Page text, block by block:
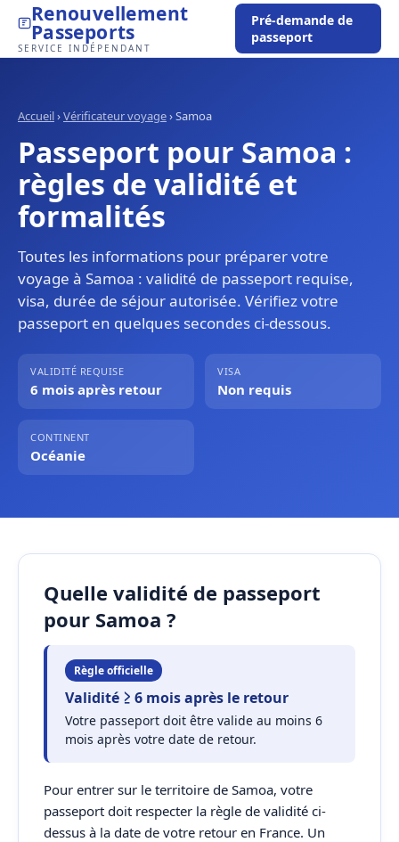
Renouvellement
Passeports
SERVICE INDÉPENDANT
Pré-demande de
passeport
Accueil›Vérificateur voyage›Samoa
Passeport pour Samoa :
règles de validité et
formalités
Toutes les informations pour préparer votre
voyage à Samoa : validité de passeport requise,
visa, durée de séjour autorisée. Vérifiez votre
passeport en quelques secondes ci-dessous.
VALIDITÉ REQUISE
6 mois après retour
VISA
Non requis
CONTINENT
Océanie
Quelle validité de passeport
pour Samoa ?
Règle officielle
Validité ≥ 6 mois après le retour
Votre passeport doit être valide au moins 6
mois après votre date de retour.
Pour entrer sur le territoire de Samoa, votre
passeport doit respecter la règle de validité ci-
dessus à la date de votre retour en France. Un